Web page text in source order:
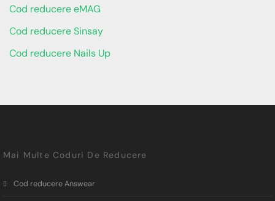
Cod reducere eMAG
Cod reducere Sinsay
Cod reducere Nails Up
Mai Multe Coduri De Reducere
Cod reducere Answear